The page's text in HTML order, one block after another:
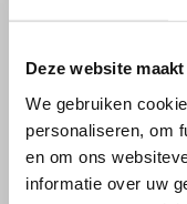
Deze website
We gebruiken
personaliseren, om
en om ons
informatie over uw